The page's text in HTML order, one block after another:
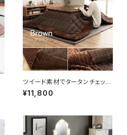
ツイード素材でタータンチェック
の大人オシャレのこたつかけ布
団（ブラウン）
¥11,800